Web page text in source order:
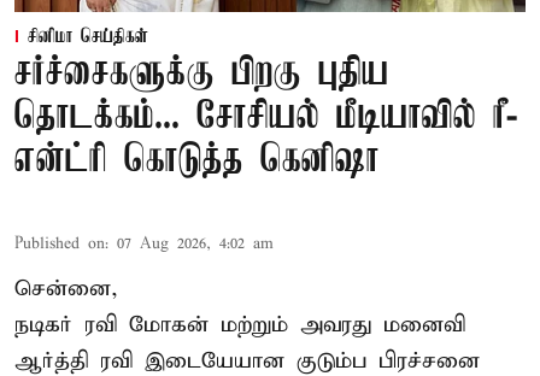
சினிமா செய்திகள்
சர்ச்சைகளுக்கு பிறகு புதிய
தொடக்கம்... சோசியல் மீடியாவில் ரீ-
என்ட்ரி கொடுத்த கெனிஷா
Published on: 07 Aug 2026, 4:02 am
சென்னை,
நடிகர் ரவி மோகன் மற்றும் அவரது மனைவி
ஆர்த்தி ரவி இடையேயான குடும்ப பிரச்சனை